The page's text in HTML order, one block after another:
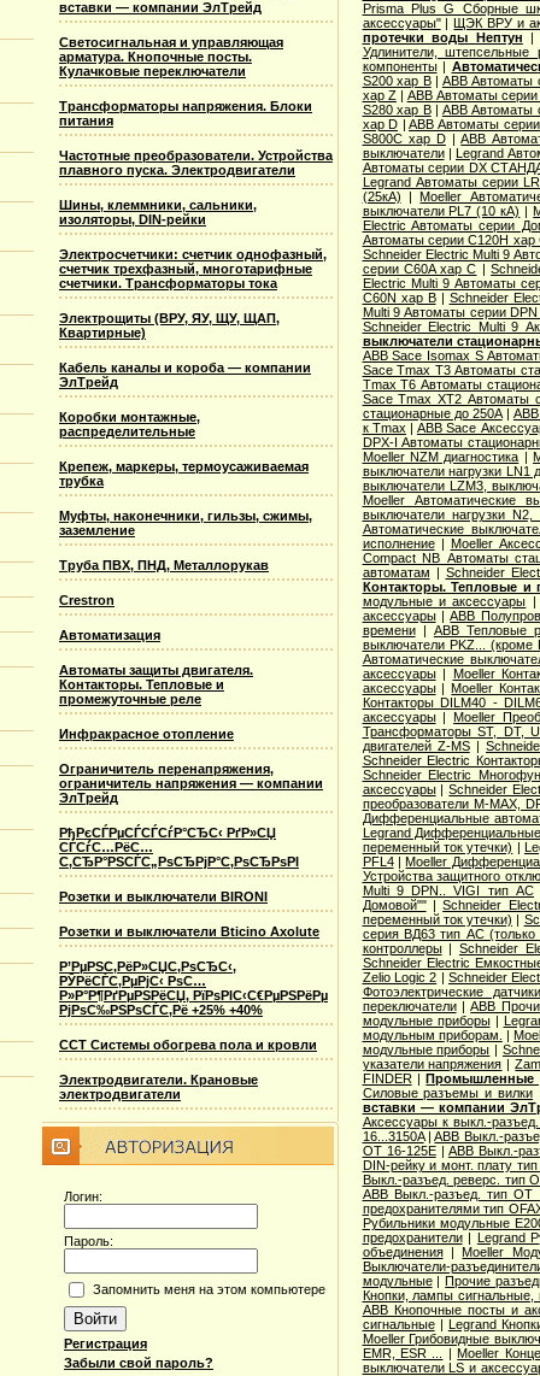
вставки — компании ЭлТрейд
Светосигнальная и управляющая
арматура. Кнопочные посты.
Кулачковые переключатели
Трансформаторы напряжения. Блоки
питания
Частотные преобразователи. Устройства
плавного пуска. Электродвигатели
Шины, клеммники, сальники,
изоляторы, DIN-рейки
Электросчетчики: счетчик однофазный,
счетчик трехфазный, многотарифные
счетчики. Трансформаторы тока
Электрощиты (ВРУ, ЯУ, ЩУ, ЩАП,
Квартирные)
Кабель каналы и короба — компании
ЭлТрейд
Коробки монтажные,
распределительные
Крепеж, маркеры, термоусаживаемая
трубка
Муфты, наконечники, гильзы, сжимы,
заземление
Труба ПВХ, ПНД, Металлорукав
Crestron
Автоматизация
Автоматы защиты двигателя.
Контакторы. Тепловые и
промежуточные реле
Инфракрасное отопление
Ограничитель перенапряжения,
ограничитель напряжения — компании
ЭлТрейд
РђРєСЃРµСЃСЃСѓР°СЂС‹ РґР»СЏ
СЃСѓС…РёС…
С‚СЂР°РЅСЃС„РѕСЂРјР°С‚РѕСЂРѕРІ
Розетки и выключатели BIRONI
Розетки и выключатели Bticino Axolute
Р’РµРЅС‚РёР»СЏС‚РѕСЂС‹,
РЎРёСЃС‚РµРјС‹ РѕС…
Р»Р°Р¶РґРµРЅРёСЏ, РїРѕРІС‹С€РµРЅРёРµ
РјРѕС‰РЅРѕСЃС‚Рё +25% +40%
ССТ Системы обогрева пола и кровли
Электродвигатели. Крановые
электродвигатели
Логин:
Пароль:
Запомнить меня на этом компьютере
Регистрация
Забыли свой пароль?
Prisma Plus G Сборные
аксессуары"|ЩЭК ВРУ и
протечки воды Нептун
Удлинители, штепсельные
компоненты|
S200 хар B| ABB Автоматы
хар Z| ABB Автоматы
S280 хар B| ABB Автоматы
хар D | ABB Автоматы
S800C хар D|ABB
выключатели| Legrand
Автоматы серии DX
Legrand Автоматы серии
(25кА) |Moeller
выключатели PL7 (10 кА) |
Electric Aвтоматы серии
Автоматы серии C120H хар
Schneider Electric Multi 9
серии C60A хар C |
Electric Multi 9 Автоматы
C60N хар B| Schneider
Multi 9 Автоматы серии
Schneider Electric Multi 9
выключатели
ABB Sace Isomax S
Sace Tmax T3 Автоматы
Tmax T6 Автоматы
Sace Tmax XT2 Автоматы
стационарные до 250А|
к Tmax | ABB Sace
DPX-I Автоматы
Moeller NZM диагностика |
выключатели нагрузки LN1
выключатели LZM3,
Moeller Автоматические
выключатели нагрузки
Автоматические
исполнение| Moeller
Compact NB Автоматы
автоматам | Schneider
Контакторы. Тепловые и
модульные и аксессуары
аксессуары|ABB
времени| ABB Тепловые
выключатели PKZ... (кроме
Автоматические
аксессуары| Moeller
аксессуары|Moeller
Контакторы DILM40 -
аксессуары|Moeller
Трансформаторы ST, DT,
двигателей Z-MS|
Schneider Electric
Schneider Electric
аксессуары|Schneider
преобразователи M-MAX,
Дифференциальные
Legrand
переменный ток утечки) |
PFL4|Moeller
Устройства защитного
Multi 9 DPN.. VIGI тип AС
Домовой""|Schneider
переменный ток утечки) |
серия ВД63 тип АС (только
контроллеры| Schneider
Schneider Electric
Zelio Logic 2 | Schneider
Фотоэлектрические датчики
переключатели|ABB
модульные приборы|
модульным приборам.
|
модульные приборы |
указатели напряжения |
FINDER|Промышленные
Cиловые разъемы и вилки
вставки — компании
Аксессуары к выкл.-
16...3150A|ABB Выкл.-
OT 16-125E| ABB Выкл.-
DIN-рейку и монт. плату
Выкл.-разъед. реверс. тип
ABB Выкл.-разъед. тип OT
предохранителями тип
Рубильники модульные
предохранители| Legrand
объединения|Moeller
Выключатели-
модульные|Прочие
Кнопки, лампы сигнальные,
ABB Кнопочные посты и
сигнальные| Legrand
Moeller Грибовидные
EMR, ESR ...
|Moeller
выключатели LS и